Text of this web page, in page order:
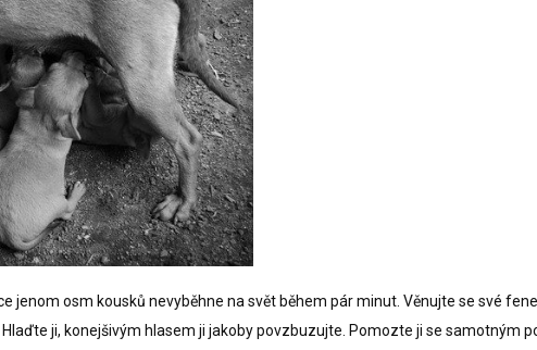
jenom osm kousků nevyběhne na svět během pár minut. Věnujte se své
ji, konejšivým hlasem ji jakoby povzbuzujte. Pomozte ji se samotným